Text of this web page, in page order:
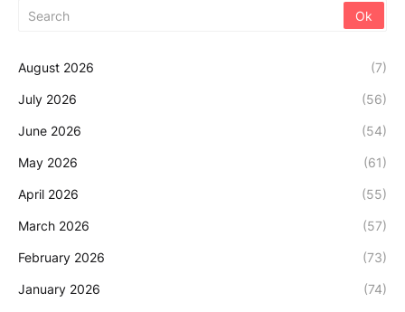
August 2026 (7)
July 2026 (56)
June 2026 (54)
May 2026 (61)
April 2026 (55)
March 2026 (57)
February 2026 (73)
January 2026 (74)